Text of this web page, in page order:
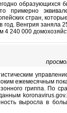
образующихся
примерно
стран,
Венгрия заняла
4 240 000
ежемесячным
гриппа. По
выросла в